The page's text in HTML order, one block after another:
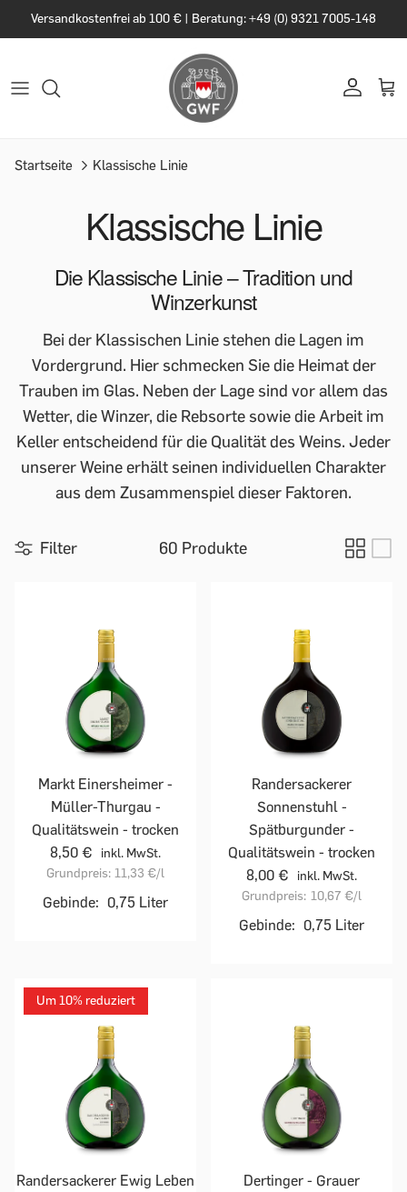
Versandkostenfrei ab 100 € | Beratung: +49 (0) 9321 7005-148
Startseite Klassische Linie
Klassische Linie
Die Klassische Linie – Tradition und
Winzerkunst
Bei der Klassischen Linie stehen die Lagen im
Vordergrund. Hier schmecken Sie die Heimat der
Trauben im Glas. Neben der Lage sind vor allem das
Wetter, die Winzer, die Rebsorte sowie die Arbeit im
Keller entscheidend für die Qualität des Weins. Jeder
unserer Weine erhält seinen individuellen Charakter
aus dem Zusammenspiel dieser Faktoren.
Filter 60 Produkte
Markt Einersheimer -
Müller-Thurgau -
Qualitätswein - trocken
8,50 €
inkl. MwSt.
Grundpreis: 11,33 €/l
Gebinde: 0,75 Liter
Randersackerer
Sonnenstuhl -
Spätburgunder -
Qualitätswein - trocken
8,00 €
inkl. MwSt.
Grundpreis: 10,67 €/l
Gebinde: 0,75 Liter
Um 10% reduziert
Randersackerer Ewig Leben
Dertinger - Grauer